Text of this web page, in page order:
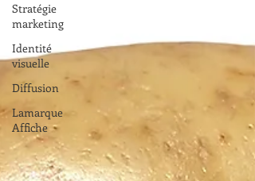
Stratégie
marketing
Identité
visuelle
Diffusion
Lamarque
Affiche